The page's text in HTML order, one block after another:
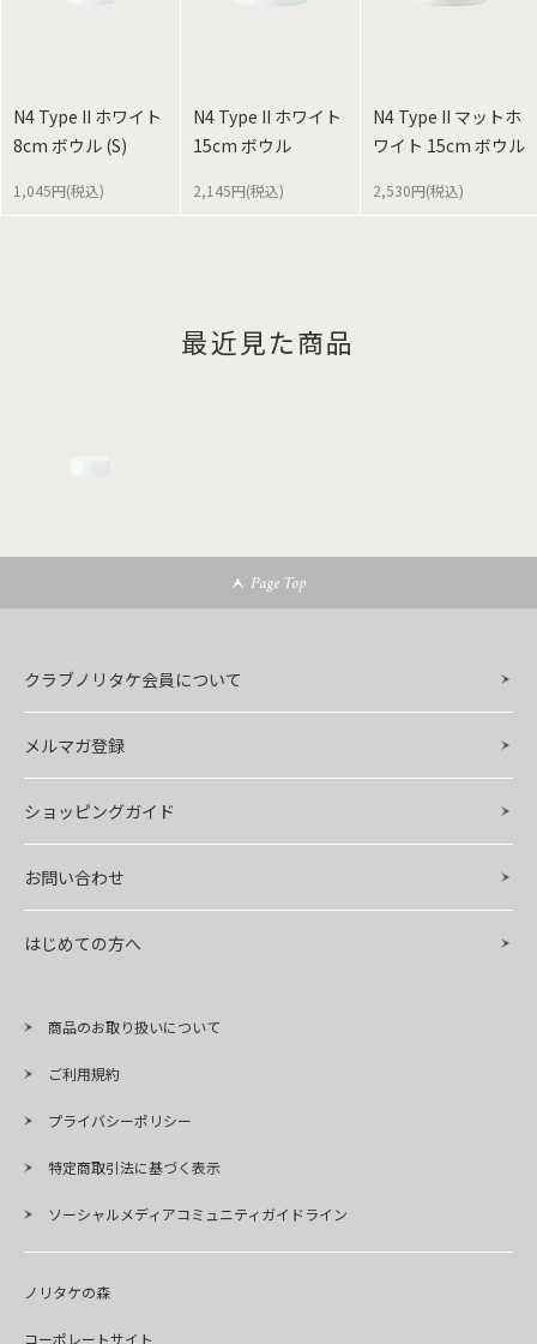
N4 Type II ホワイト
8cm ボウル (S)
1,045円(税込)
N4 Type II ホワイト
15cm ボウル
2,145円(税込)
N4 Type II マットホ
ワイト 15cm ボウル
2,530円(税込)
最近見た商品
Page Top
クラブノリタケ会員について
メルマガ登録
ショッピングガイド
お問い合わせ
はじめての方へ
商品のお取り扱いについて
ご利用規約
プライバシーポリシー
特定商取引法に基づく表示
ソーシャルメディアコミュニティガイドライン
ノリタケの森
コーポレートサイト